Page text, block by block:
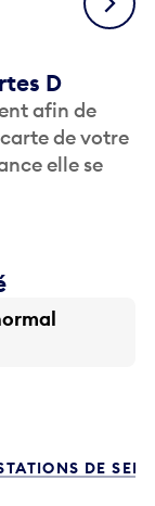
D
afin de
de votre
elle se
DE